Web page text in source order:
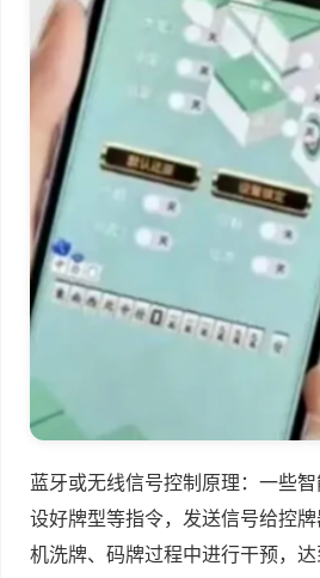
蓝牙或无线信号控制原理：一些
设好牌型等指令，发送信号给控
机洗牌、码牌过程中进行干预，达